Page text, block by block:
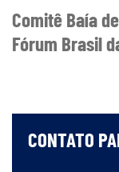
Comitê Baía
Fórum Brasil
CONTATO